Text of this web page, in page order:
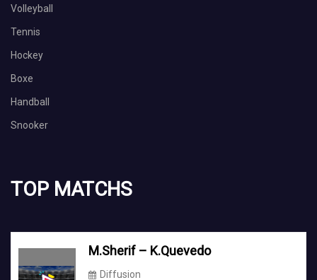
Volleyball
Tennis
Hockey
Boxe
Handball
Snooker
TOP MATCHS
M.Sherif – K.Quevedo
Diffusion